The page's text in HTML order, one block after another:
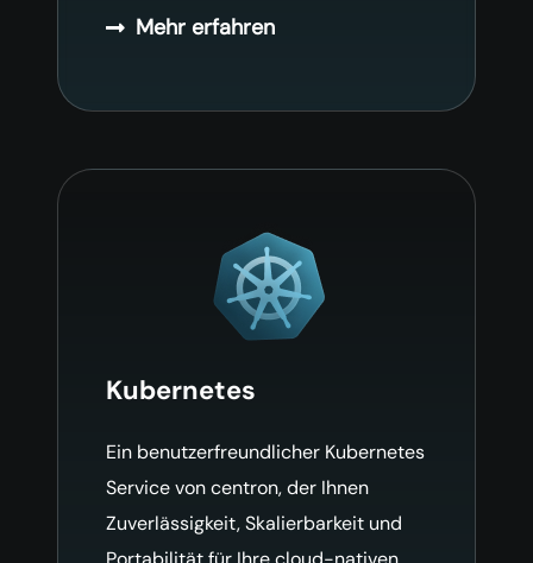
Mehr erfahren
Kubernetes
Ein benutzerfreundlicher Kubernetes
Service von centron, der Ihnen
Zuverlässigkeit, Skalierbarkeit und